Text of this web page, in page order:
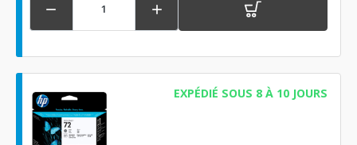
 
EXPÉDIÉ SOUS 8 À 10 JOURS